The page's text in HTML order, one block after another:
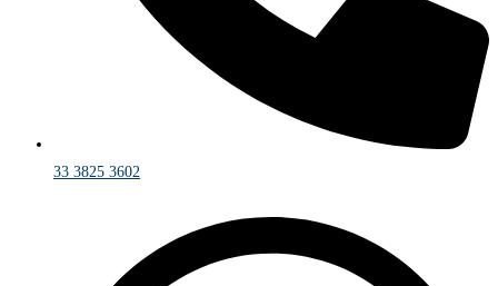
33 3825 3602